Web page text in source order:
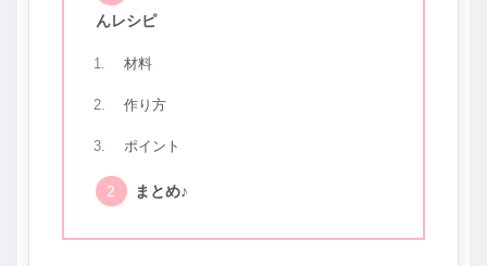
んレシピ
材料
作り方
ポイント
まとめ♪